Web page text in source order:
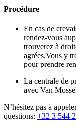
Procédure
En cas de
rendez-vous
trouverez à
agrées.Vous y
pour prendre
La centrale de
avec Van
N’hésitez pas à
questions: +32 3 544